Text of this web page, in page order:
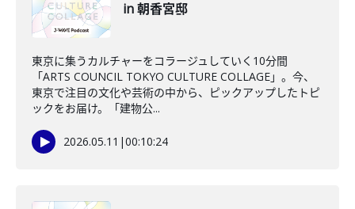
in 朝香宮邸
東京に集うカルチャーをコラージュしていく10分間
「ARTS COUNCIL TOKYO CULTURE COLLAGE」。今、
東京で注目の文化や芸術の中から、ピックアップしたトピ
ックをお届け。「建物公...
2026.05.11 |00:10:24